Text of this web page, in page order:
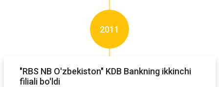
"RBS NB O'zbekiston" KDB Bankning ikkinchi
filiali bo'ldi
2011